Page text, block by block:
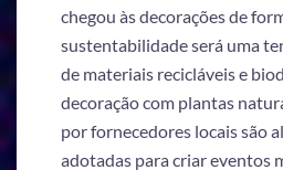
chegou às decorações de
sustentabilidade será uma
de materiais recicláveis e
decoração com plantas
por fornecedores locais são
adotadas para criar eventos